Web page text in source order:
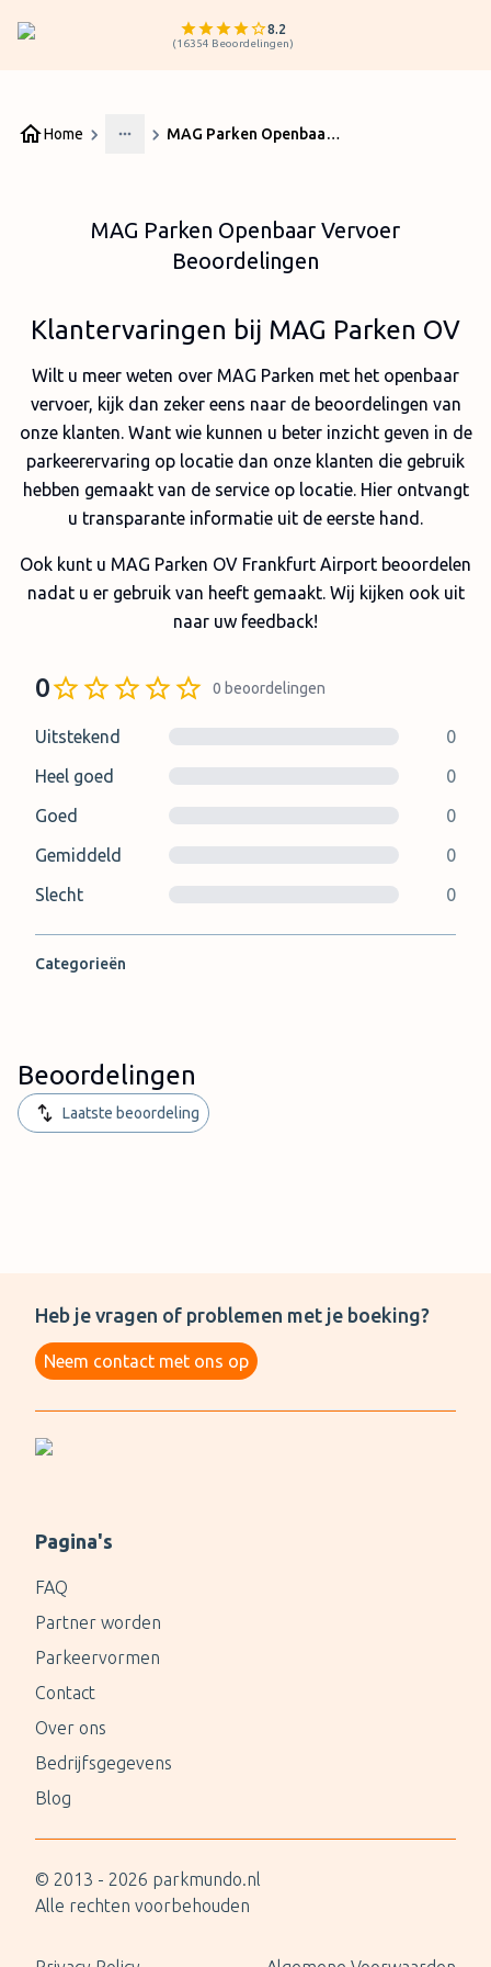
8.2
(16354 Beoordelingen)
Home
More
MAG Parken Openbaar Vervoer Beoordelingen
MAG Parken Openbaar Vervoer
Beoordelingen
Klantervaringen bij MAG Parken OV
Wilt u meer weten over MAG Parken met het openbaar
vervoer, kijk dan zeker eens naar de beoordelingen van
onze klanten. Want wie kunnen u beter inzicht geven in de
parkeerervaring op locatie dan onze klanten die gebruik
hebben gemaakt van de service op locatie. Hier ontvangt
u transparante informatie uit de eerste hand.
Ook kunt u MAG Parken OV Frankfurt Airport beoordelen
nadat u er gebruik van heeft gemaakt. Wij kijken ook uit
naar uw feedback!
0 0 beoordelingen
Uitstekend
0
Heel goed
0
Goed
0
Gemiddeld
0
Slecht
0
Categorieën
Beoordelingen
Laatste beoordeling
Heb je vragen of problemen met je boeking?
Neem contact met ons op
Pagina's
FAQ
Partner worden
Parkeervormen
Contact
Over ons
Bedrijfsgegevens
Blog
© 2013 - 2026 parkmundo.nl
Alle rechten voorbehouden